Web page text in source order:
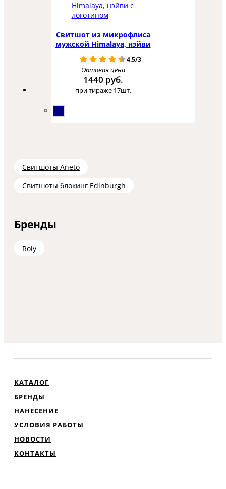
Свитшот из микрофлиса
мужской Himalaya, нэйви
4.5/3
Оптовая цена
1440 руб.
при тираже 17шт.
Свитшоты Aneto
Свитшоты блокинг Edinburgh
Бренды
Roly
КАТАЛОГ
БРЕНДЫ
НАНЕСЕНИЕ
УСЛОВИЯ РАБОТЫ
НОВОСТИ
КОНТАКТЫ